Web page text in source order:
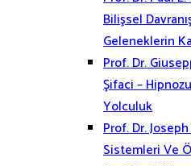
Bilişsel
Geleneklerin
Prof. Dr.
Şifaci –
Yolculuk
Prof. Dr.
Sistemleri Ve